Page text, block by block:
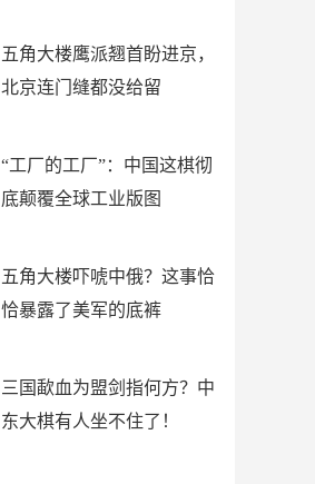
五角大楼鹰派翘首盼进京，
北京连门缝都没给留
“工厂的工厂”：中国这棋彻
底颠覆全球工业版图
五角大楼吓唬中俄？这事恰
恰暴露了美军的底裤
三国歃血为盟剑指何方？中
东大棋有人坐不住了！